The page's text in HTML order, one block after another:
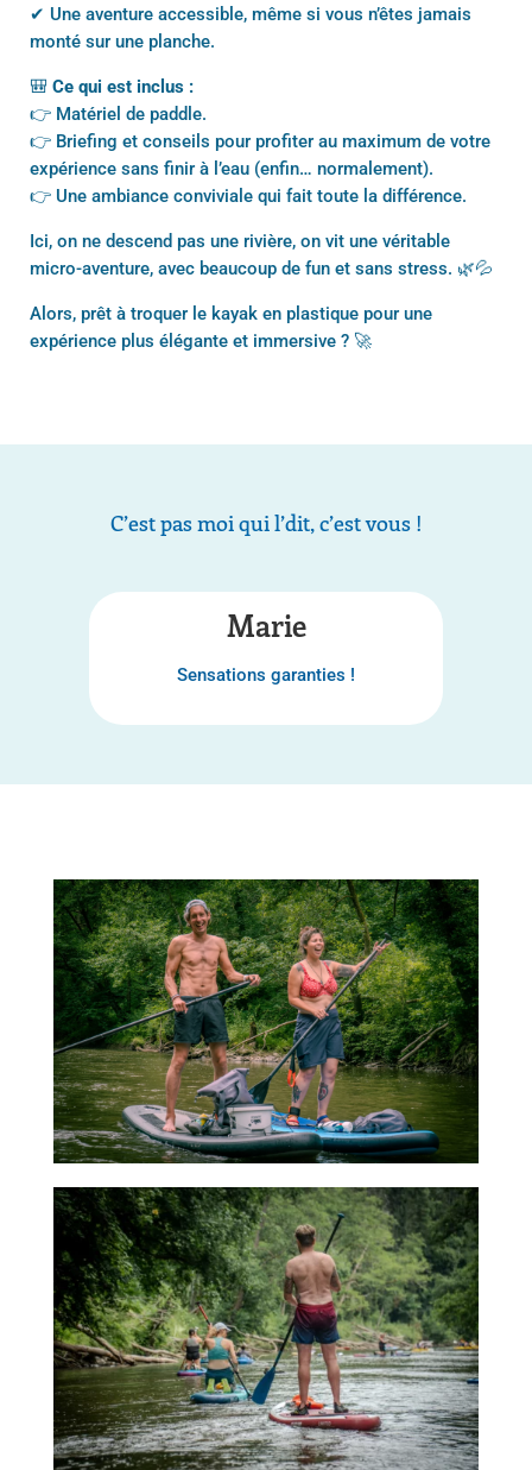
✔ Une aventure accessible, même si vous n’êtes jamais
monté sur une planche.
🎒 Ce qui est inclus :
👉 Matériel de paddle.
👉 Briefing et conseils pour profiter au maximum de votre
expérience sans finir à l’eau (enfin… normalement).
👉 Une ambiance conviviale qui fait toute la différence.
Ici, on ne descend pas une rivière, on vit une véritable
micro-aventure, avec beaucoup de fun et sans stress. 🌿💦
Alors, prêt à troquer le kayak en plastique pour une
expérience plus élégante et immersive ? 🚀
C’est pas moi qui l’dit, c’est vous !
Marie
Sensations garanties !